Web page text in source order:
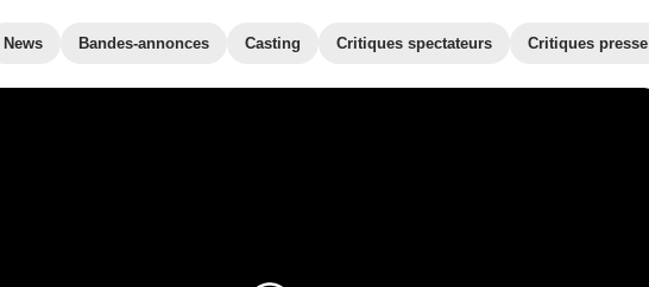
News Bandes-annonces Casting Critiques spectateurs Critiques presse